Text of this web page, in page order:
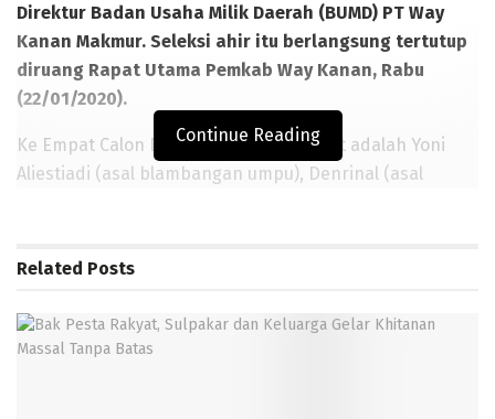
Direktur Badan Usaha Milik Daerah (BUMD) PT Way
Kanan Makmur. Seleksi ahir itu berlangsung tertutup
diruang Rapat Utama Pemkab Way Kanan, Rabu
(22/01/2020).
Ke Empat Calon Direktur BUMD tersebut adalah Yoni
Aliestiadi (asal blambangan umpu), Denrinal (asal
Menurut keterangan Bupati Way Kanan H. Raden Adipati
sudah melakukan beberapa tahapan seleksi termasuk
assesment oleh Perguruan Tinggi Unila.
Continue Reading
Related Posts